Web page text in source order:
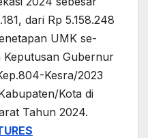
dari Rp 5.158.248
UMK se-
Gubernur
Kesra/2023
Kota di
Tahun 2024.